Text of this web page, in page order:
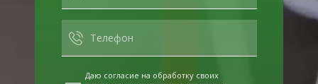
Даю согласие на обработку своих